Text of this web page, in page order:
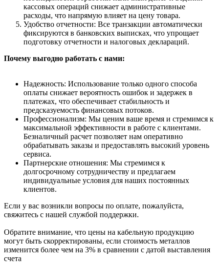
кассовых операций снижает административные
расходы, что напрямую влияет на цену товара.
Удобство отчетности: Все транзакции автоматически
фиксируются в банковских выписках, что упрощает
подготовку отчетности и налоговых деклараций.
Почему выгодно работать с нами:
Надежность: Использование только одного способа
оплаты снижает вероятность ошибок и задержек в
платежах, что обеспечивает стабильность и
предсказуемость финансовых потоков.
Профессионализм: Мы ценим ваше время и стремимся к
максимальной эффективности в работе с клиентами.
Безналичный расчет позволяет нам оперативно
обрабатывать заказы и предоставлять высокий уровень
сервиса.
Партнерские отношения: Мы стремимся к
долгосрочному сотрудничеству и предлагаем
индивидуальные условия для наших постоянных
клиентов.
Если у вас возникли вопросы по оплате, пожалуйста,
свяжитесь с нашей службой поддержки.
Обратите внимание, что цены на кабельную продукцию
могут быть скорректированы, если стоимость металлов
изменится более чем на 3% в сравнении с датой выставления
счета